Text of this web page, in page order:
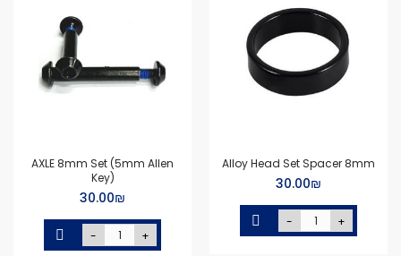
Alloy Head Set Spacer 8mm
₪‏30.00
- +
AXLE 8mm Set (5mm Allen
Key)
₪‏30.00
- +